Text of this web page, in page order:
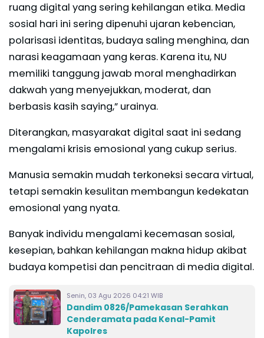
ruang digital yang sering kehilangan etika. Media
sosial hari ini sering dipenuhi ujaran kebencian,
polarisasi identitas, budaya saling menghina, dan
narasi keagamaan yang keras. Karena itu, NU
memiliki tanggung jawab moral menghadirkan
dakwah yang menyejukkan, moderat, dan
berbasis kasih saying,” urainya.
Diterangkan, masyarakat digital saat ini sedang
mengalami krisis emosional yang cukup serius.
Manusia semakin mudah terkoneksi secara virtual,
tetapi semakin kesulitan membangun kedekatan
emosional yang nyata.
Banyak individu mengalami kecemasan sosial,
kesepian, bahkan kehilangan makna hidup akibat
budaya kompetisi dan pencitraan di media digital.
Senin, 03 Agu 2026 04:21 WIB
Dandim 0826/Pamekasan Serahkan
Cenderamata pada Kenal-Pamit
Kapolres